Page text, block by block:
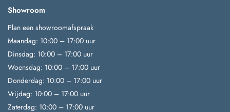
Showroom
Plan een showroomafspraak
Maandag: 10:00 – 17:00 uur
Dinsdag: 10:00 – 17:00 uur
Woensdag: 10:00 – 17:00 uur
Donderdag: 10:00 – 17:00 uur
Vrijdag: 10:00 – 17:00 uur
Zaterdag: 10:00 – 17:00 uur